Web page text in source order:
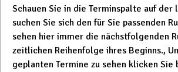
Schauen Sie in die Terminspalte auf der
suchen Sie sich den für Sie passenden
sehen hier immer die nächstfolgenden
zeitlichen Reihenfolge ihres Beginns.,
geplanten Termine zu sehen klicken Sie